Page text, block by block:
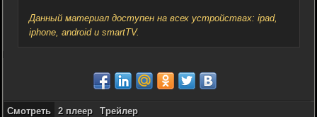
Данный материал доступен на всех устройствах: ipad,
iphone, android и smartTV.
Смотреть 2 плеер Трейлер